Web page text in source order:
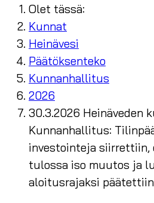
Olet tässä:
Kunnat
Heinävesi
Päätöksenteko
Kunnanhallitus
2026
30.3.2026 Heinäveden
Kunnanhallitus:
investointeja siirrettiin,
tulossa iso muutos ja
aloitusrajaksi